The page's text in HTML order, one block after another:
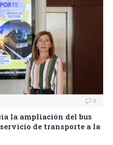
0
la ampliación del bus
de transporte a la